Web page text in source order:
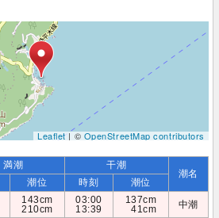
Leaflet| ©OpenStreetMap contributors
満潮 干潮
潮名
潮位 時刻
潮位
143cm
210cm
03:00
13:39
137cm
41cm
中潮